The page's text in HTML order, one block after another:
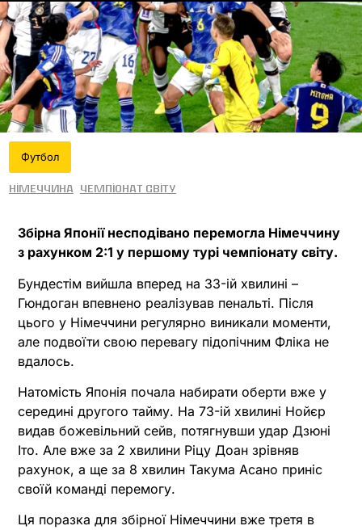
Футбол
Німеччина Чемпіонат світу
Збірна Японії несподівано перемогла Німеччину
з рахунком 2:1 у першому турі чемпіонату світу.
Бундестім вийшла вперед на 33-ій хвилині –
Гюндоган впевнено реалізував пенальті. Після
цього у Німеччини регулярно виникали моменти,
але подвоїти свою перевагу підопічним Фліка не
вдалось.
Натомість Японія почала набирати оберти вже у
середині другого тайму. На 73-ій хвилині Нойєр
видав божевільний сейв, потягнувши удар Дзюні
Іто. Але вже за 2 хвилини Ріцу Доан зрівняв
рахунок, а ще за 8 хвилин Такума Асано приніс
своїй команді перемогу.
Ця поразка для збірної Німеччини вже третя в